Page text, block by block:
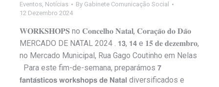
Eventos, Notícias By Gabinete Comunicação Social
12 Dezembro 2024
𝐖𝐎𝐑𝐊𝐒𝐇𝐎𝐏𝐒 no 𝐂𝐨𝐧𝐜𝐞𝐥𝐡𝐨 𝐍𝐚𝐭𝐚𝐥, 𝐂𝐨𝐫𝐚𝐜̧𝐚̃𝐨 𝐝𝐨 𝐃𝐚̃𝐨
MERCADO DE NATAL 2024 . 𝟭𝟯, 𝟭𝟰 e 𝟏𝟓 𝐝𝐞 𝐝𝐞𝐳𝐞𝐦𝐛𝐫𝐨,
no Mercado Municipal, Rua Gago Coutinho em Nelas
Para este fim-de-semana, preparámos 𝟳
𝗳𝗮𝗻𝘁𝗮́𝘀𝘁𝗶𝗰𝗼𝘀 𝘄𝗼𝗿𝗸𝘀𝗵𝗼𝗽𝘀 𝗱𝗲 𝗡𝗮𝘁𝗮𝗹 diversificados e